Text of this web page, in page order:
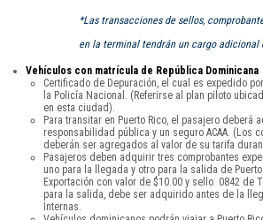
*Las transacciones de sellos,
en la terminal tendrán un cargo
Vehículos con matrícula de República Dominicana
Certificado de Depuración, el cual es expedido
la Policía Nacional. (Referirse al plan piloto
en esta ciudad).
Para transitar en Puerto Rico, el pasajero deberá
responsabilidad pública y un seguro ACAA. (Los
deberán ser agregados al valor de su tarifa
Pasajeros deben adquirir tres comprobantes
uno para la llegada y otro para la salida de
Exportación con valor de $10.00 y sello 0842 de
para la salida, debe ser adquirido antes de la
Internas.